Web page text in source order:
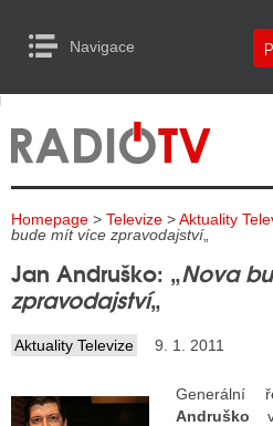
Navigace
RADIA
TELEVIZE
INTERNET
TISK
RADIA
RÁDIÍ
to Content
Homepage > Televize >Aktuality
bude mít více zpravodajství„
Jan Andruško: „Nova
zpravodajství„
Aktuality Televize 9. 1. 2011
Generální
Andruško v